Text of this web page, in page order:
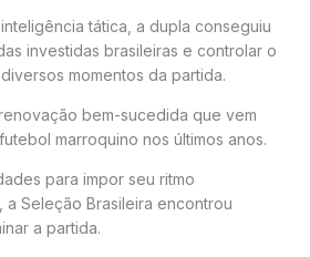
tática, a dupla conseguiu
investidas brasileiras e controlar o
momentos da partida.
bem-sucedida que vem
marroquino nos últimos anos.
para impor seu ritmo
a Seleção Brasileira encontrou
a partida.